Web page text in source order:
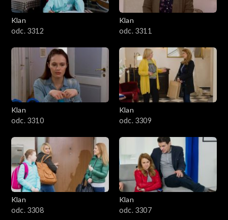
Klan
odc. 3312
Klan
odc. 3311
Klan
odc. 3310
Klan
odc. 3309
Klan
odc. 3308
Klan
odc. 3307